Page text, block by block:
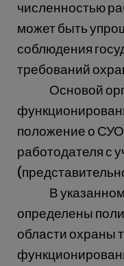
численностью
может быть
соблюдения
требований
Основой
положение о
работодателя с
В
определены
области охраны